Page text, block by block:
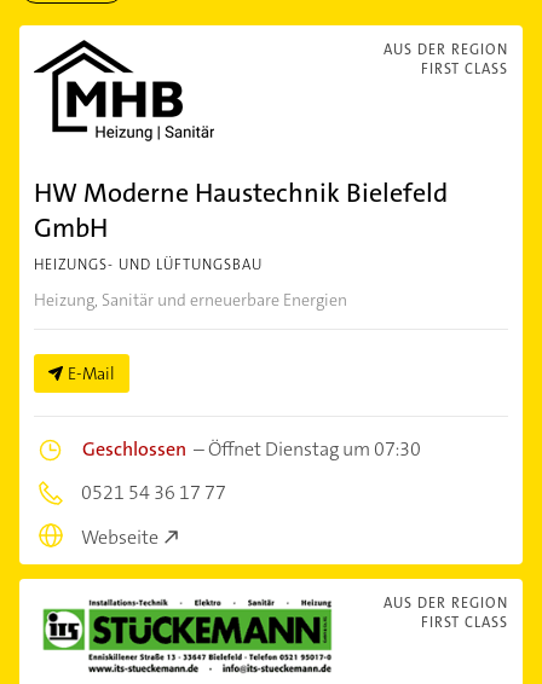
AUS DER REGION
FIRST CLASS
HW Moderne Haustechnik Bielefeld
GmbH
HEIZUNGS- UND LÜFTUNGSBAU
Heizung, Sanitär und erneuerbare Energien
E-Mail
Geschlossen –Öffnet Dienstag um 07:30
0521 54 36 17 77
Webseite
AUS DER REGION
FIRST CLASS